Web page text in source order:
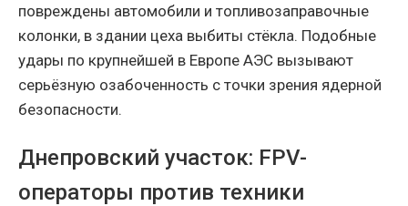
повреждены автомобили и топливозаправочные
колонки, в здании цеха выбиты стёкла. Подобные
удары по крупнейшей в Европе АЭС вызывают
серьёзную озабоченность с точки зрения ядерной
безопасности.
Днепровский участок: FPV-
операторы против техники